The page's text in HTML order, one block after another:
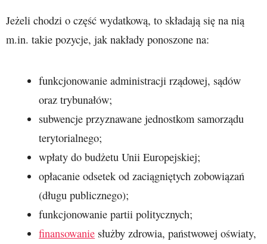
Jeżeli chodzi o część wydatkową, to składają się na nią
m.in. takie pozycje, jak nakłady ponoszone na:
funkcjonowanie administracji rządowej, sądów
oraz trybunałów;
subwencje przyznawane jednostkom samorządu
terytorialnego;
wpłaty do budżetu Unii Europejskiej;
opłacanie odsetek od zaciągniętych zobowiązań
(długu publicznego);
funkcjonowanie partii politycznych;
finansowanie służby zdrowia, państwowej oświaty,